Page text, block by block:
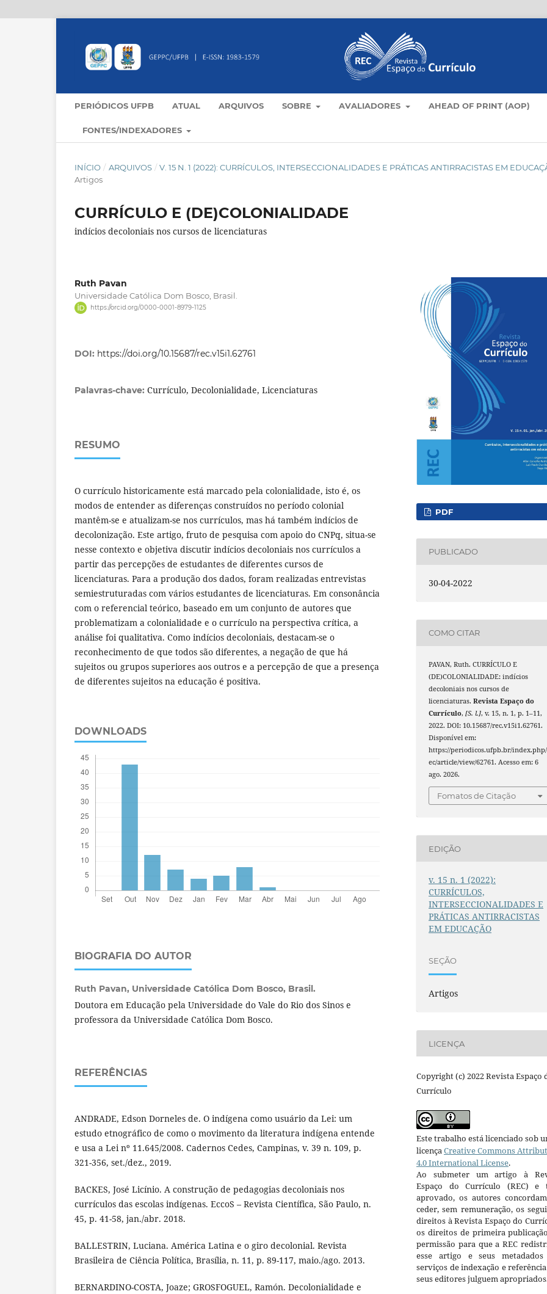
PERIÓDICOS UFPB ATUAL ARQUIVOS SOBRE AVALIADORES AHEAD OF PRINT (AOP)
FONTES/INDEXADORES
INÍCIO / ARQUIVOS / V. 15 N. 1 (2022): CURRÍCULOS, INTERSECCIONALIDADES E PRÁTICAS ANTIRRACISTAS EM
Artigos
CURRÍCULO E (DE)COLONIALIDADE
indícios decoloniais nos cursos de licenciaturas
Ruth Pavan
Universidade Católica Dom Bosco, Brasil.
https://orcid.org/0000-0001-8979-1125
DOI: https://doi.org/10.15687/rec.v15i1.62761
Palavras-chave: Currículo, Decolonialidade, Licenciaturas
RESUMO
O currículo historicamente está marcado pela colonialidade, isto é, os
modos de entender as diferenças construídos no período colonial
mantêm-se e atualizam-se nos currículos, mas há também indícios de
decolonização. Este artigo, fruto de pesquisa com apoio do CNPq, situa-se
nesse contexto e objetiva discutir indícios decoloniais nos currículos a
partir das percepções de estudantes de diferentes cursos de
licenciaturas. Para a produção dos dados, foram realizadas entrevistas
semiestruturadas com vários estudantes de licenciaturas. Em consonância
com o referencial teórico, baseado em um conjunto de autores que
problematizam a colonialidade e o currículo na perspectiva crítica, a
análise foi qualitativa. Como indícios decoloniais, destacam-se o
reconhecimento de que todos são diferentes, a negação de que há
sujeitos ou grupos superiores aos outros e a percepção de que a presença
de diferentes sujeitos na educação é positiva.
DOWNLOADS
BIOGRAFIA DO AUTOR
Ruth Pavan, Universidade Católica Dom Bosco, Brasil.
Doutora em Educação pela Universidade do Vale do Rio dos Sinos e
professora da Universidade Católica Dom Bosco.
REFERÊNCIAS
ANDRADE, Edson Dorneles de. O indígena como usuário da Lei: um
estudo etnográfico de como o movimento da literatura indígena entende
e usa a Lei nº 11.645/2008. Cadernos Cedes, Campinas, v. 39 n. 109, p.
321-356, set./dez., 2019.
BACKES, José Licínio. A construção de pedagogias decoloniais nos
currículos das escolas indígenas. EccoS – Revista Científica, São Paulo, n.
45, p. 41-58, jan./abr. 2018.
BALLESTRIN, Luciana. América Latina e o giro decolonial. Revista
Brasileira de Ciência Política, Brasília, n. 11, p. 89-117, maio./ago. 2013.
BERNARDINO-COSTA, Joaze; GROSFOGUEL, Ramón. Decolonialidade e
PDF
PUBLICADO
30-04-2022
COMO CITAR
PAVAN, Ruth. CURRÍCULO E
(DE)COLONIALIDADE: indícios
decoloniais nos cursos de
licenciaturas.Revista Espaço do
Currículo,[S. l.], v. 15, n. 1, p. 1–11,
2022. DOI: 10.15687/rec.v15i1.62761.
Disponível em:
https://periodicos.ufpb.br/
ec/article/view/62761. Acesso em: 6
ago. 2026.
Fomatos de Citação
EDIÇÃO
v. 15 n. 1 (2022):
CURRÍCULOS,
INTERSECCIONALIDADES E
PRÁTICAS ANTIRRACISTAS
EM EDUCAÇÃO
SEÇÃO
Artigos
LICENÇA
Copyright (c) 2022 Revista Espaço
Currículo
Este trabalho está licenciado sob
licençaCreative Commons
4.0 International License.
Ao submeter um artigo à
Espaço do Currículo (REC) e
aprovado, os autores
ceder, sem remuneração, os
direitos à Revista Espaço do
os direitos de primeira
permissão para que a REC
esse artigo e seus metadados
serviços de indexação e
seus editores julguem